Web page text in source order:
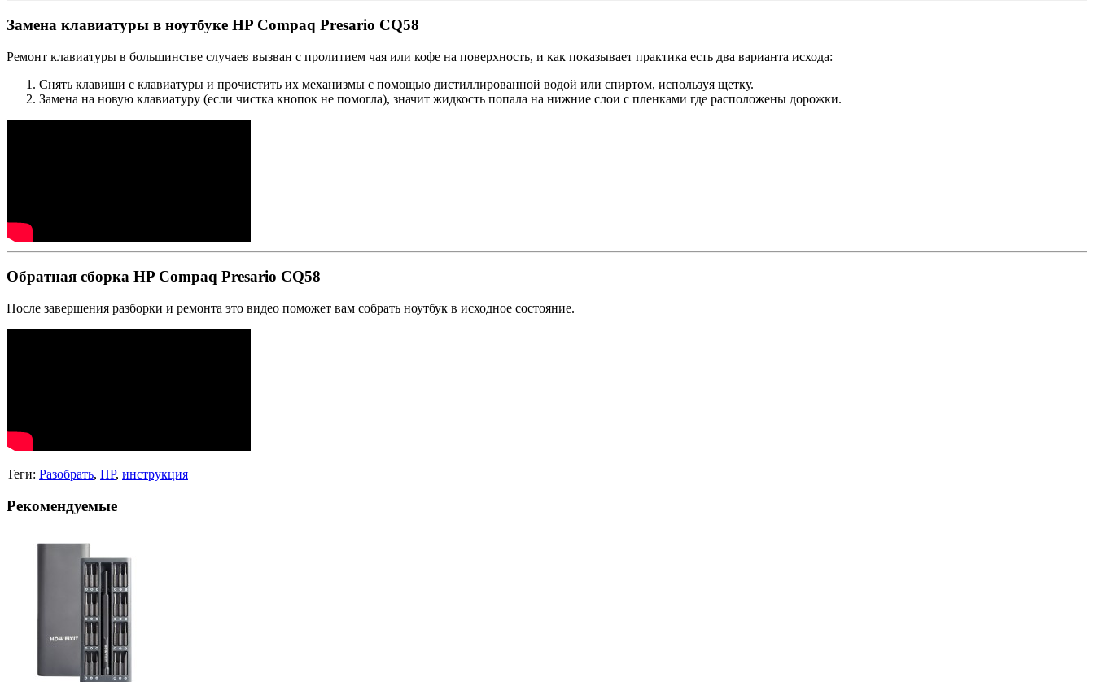
Замена клавиатуры в ноутбуке HP Compaq Presario CQ58
Ремонт клавиатуры в большинстве случаев вызван с пролитием чая или кофе на поверхность, и как показывает практика есть два варианта исхода:
Снять клавиши с клавиатуры и прочистить их механизмы с помощью дистиллированной водой или спиртом, используя щетку.
Замена на новую клавиатуру (если чистка кнопок не помогла), значит жидкость попала на нижние слои с пленками где расположены дорожки.
Обратная сборка HP Compaq Presario CQ58
После завершения разборки и ремонта это видео поможет вам собрать ноутбук в исходное состояние.
Теги: Разобрать, HP, инструкция
Рекомендуемые